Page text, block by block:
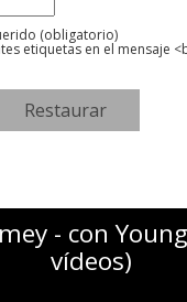
(obligatorio)
etiquetas en el mensaje
- con
vídeos)